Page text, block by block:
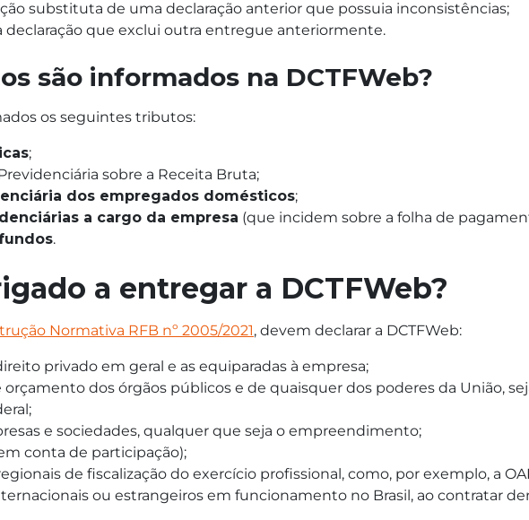
substituta de uma declaração anterior que possuia inconsistências;
declaração que exclui outra entregue anteriormente.
são informados na DCTFWeb?
os seguintes tributos:
;
sobre a Receita Bruta;
dos empregados domésticos;
a cargo da empresa (que incidem sobre a folha de
.
a entregar a DCTFWeb?
Normativa RFB nº 2005/2021, devem declarar a DCTFWeb:
privado em geral e as equiparadas à empresa;
dos órgãos públicos e de quaisquer dos poderes da União,
e sociedades, qualquer que seja o empreendimento;
conta de participação);
de fiscalização do exercício profissional, como, por exemplo, a
ou estrangeiros em funcionamento no Brasil, ao contratar